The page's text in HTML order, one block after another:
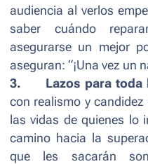
audiencia al verlos
saber cuándo
asegurarse un mejor
aseguran: “¡Una vez un
3.
Lazos para toda
con realismo y
las vidas de quienes lo
camino hacia la
que les sacarán